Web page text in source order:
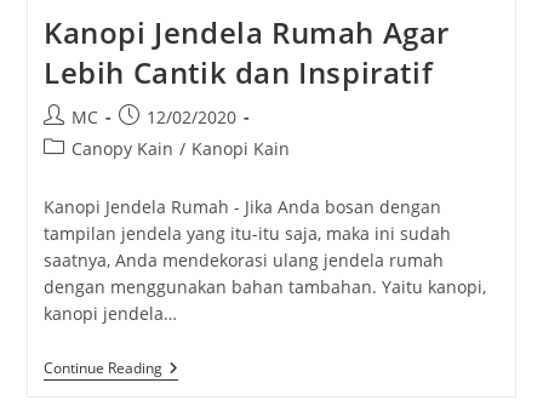
Kanopi Jendela Rumah Agar
Lebih Cantik dan Inspiratif
Post
author:
MC
Post
published:
12/02/2020
PostCanopy Kain / Kanopi Kain
Kanopi Jendela Rumah - Jika Anda bosan dengan
tampilan jendela yang itu-itu saja, maka ini sudah
saatnya, Anda mendekorasi ulang jendela rumah
dengan menggunakan bahan tambahan. Yaitu kanopi,
kanopi jendela…
Continue ReadingKanopi
Jendela